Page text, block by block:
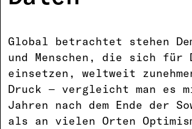
Global betrachtet stehen
und Menschen, die sich für
einsetzen, weltweit
Druck — vergleicht man es
Jahren nach dem Ende der
als an vielen Orten